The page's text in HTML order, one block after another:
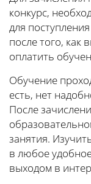
конкурс,
для
после того, как
оплатить
Обучение
есть, нет
После
занятия.
в любое
выходом в